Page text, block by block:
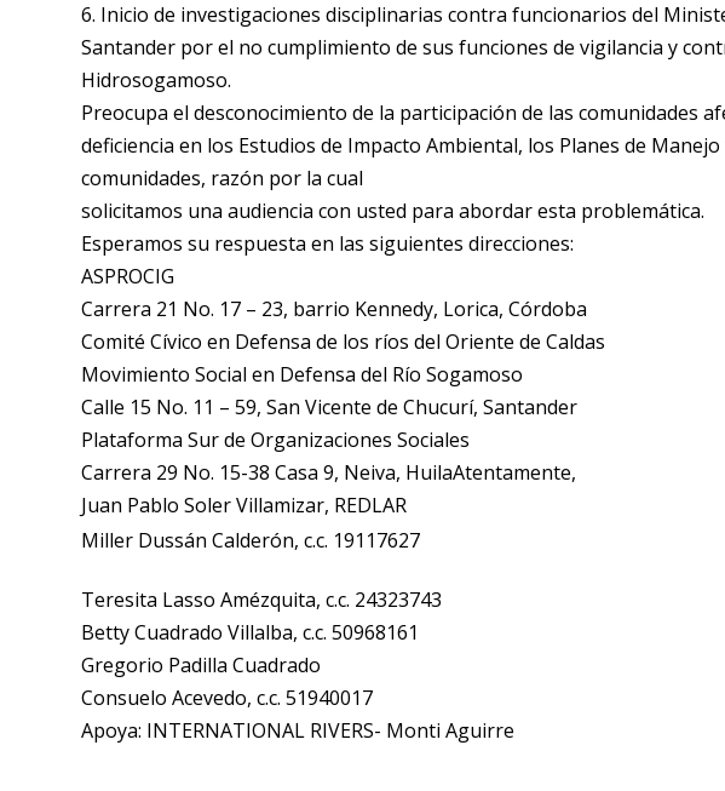
6. Inicio de investigaciones disciplinarias contra funcionarios del
Santander por el no cumplimiento de sus funciones de vigilancia y
Hidrosogamoso.
Preocupa el desconocimiento de la participación de las comunidades
deficiencia en los Estudios de Impacto Ambiental, los Planes de
comunidades, razón por la cual
solicitamos una audiencia con usted para abordar esta problemática.
Esperamos su respuesta en las siguientes direcciones:
ASPROCIG
Carrera 21 No. 17 – 23, barrio Kennedy, Lorica, Córdoba
Comité Cívico en Defensa de los ríos del Oriente de Caldas
Movimiento Social en Defensa del Río Sogamoso
Calle 15 No. 11 – 59, San Vicente de Chucurí, Santander
Plataforma Sur de Organizaciones Sociales
Carrera 29 No. 15-38 Casa 9, Neiva, HuilaAtentamente,
Juan Pablo Soler Villamizar, REDLAR
Miller Dussán Calderón, c.c. 19117627
Teresita Lasso Amézquita, c.c. 24323743
Betty Cuadrado Villalba, c.c. 50968161
Gregorio Padilla Cuadrado
Consuelo Acevedo, c.c. 51940017
Apoya: INTERNATIONAL RIVERS- Monti Aguirre